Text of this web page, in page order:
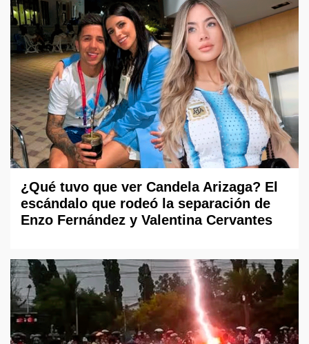
¿Qué tuvo que ver Candela Arizaga? El
escándalo que rodeó la separación de
Enzo Fernández y Valentina Cervantes